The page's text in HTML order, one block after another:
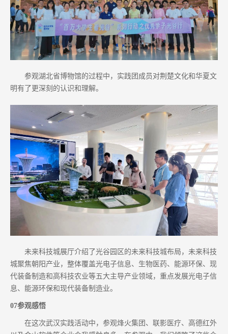
参观湖北省博物馆的过程中，实践团成员对荆楚文化和华夏文
明有了更深刻的认识和理解。
未来科技城展厅介绍了光谷园区的未来科技城布局，未来科技
城聚焦朝阳产业，整体覆盖光电子信息、生物医药、能源环保、现
代装备制造和高科技农业等五大主导产业领域，重点发展光电子信
息、能源环保和现代装备制造业。
07参观感悟
在这次武汉实践活动中，参观烽火集团、联影医疗、高德红外